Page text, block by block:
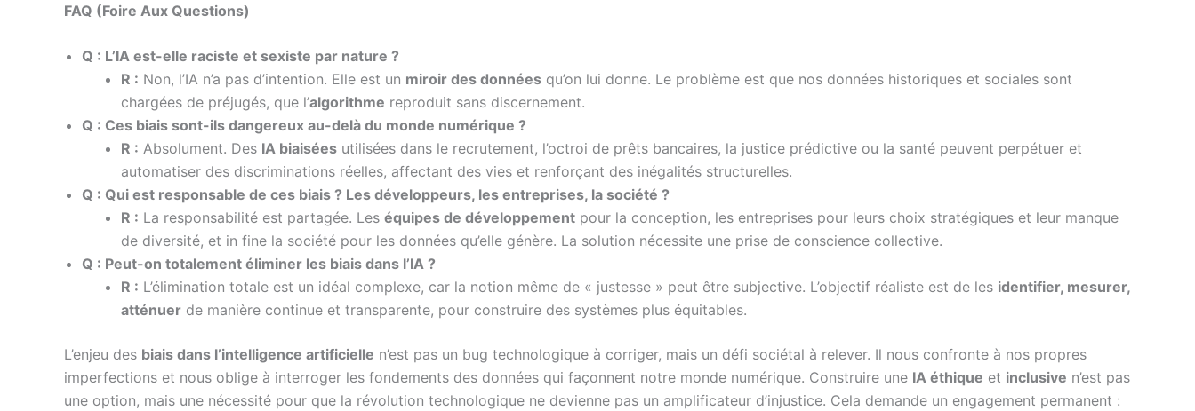
FAQ (Foire Aux Questions)
Q : L’IA est-elle raciste et sexiste par nature ?
R : Non, l’IA n’a pas d’intention. Elle est un miroir des données qu’on lui donne. Le problème est que nos données historiques et sociales sont
chargées de préjugés, que l’algorithme reproduit sans discernement.
Q : Ces biais sont-ils dangereux au-delà du monde numérique ?
R : Absolument. Des IA biaisées utilisées dans le recrutement, l’octroi de prêts bancaires, la justice prédictive ou la santé peuvent perpétuer et
automatiser des discriminations réelles, affectant des vies et renforçant des inégalités structurelles.
Q : Qui est responsable de ces biais ? Les développeurs, les entreprises, la société ?
R : La responsabilité est partagée. Les équipes de développement pour la conception, les entreprises pour leurs choix stratégiques et leur manque
de diversité, et in fine la société pour les données qu’elle génère. La solution nécessite une prise de conscience collective.
Q : Peut-on totalement éliminer les biais dans l’IA ?
R : L’élimination totale est un idéal complexe, car la notion même de « justesse » peut être subjective. L’objectif réaliste est de les identifier, mesurer,
atténuer de manière continue et transparente, pour construire des systèmes plus équitables.
L’enjeu des biais dans l’intelligence artificielle n’est pas un bug technologique à corriger, mais un défi sociétal à relever. Il nous confronte à nos propres
imperfections et nous oblige à interroger les fondements des données qui façonnent notre monde numérique. Construire une IA éthique et inclusive n’est pas
une option, mais une nécessité pour que la révolution technologique ne devienne pas un amplificateur d’injustice. Cela demande un engagement permanent :